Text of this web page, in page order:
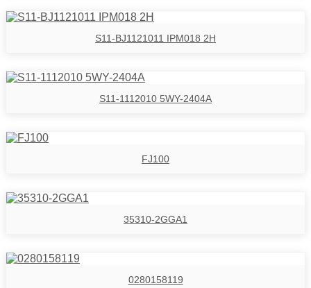
S11-BJ1121011 IPM018 2H
S11-1112010 5WY-2404A
FJ100
35310-2GGA1
0280158119